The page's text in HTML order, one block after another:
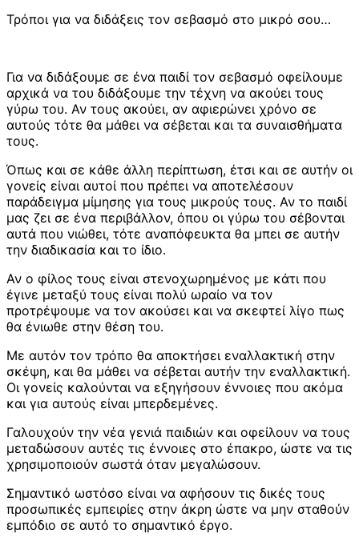
Τρόποι για να διδάξεις τον σεβασμό στο μικρό σου…
Για να διδάξουμε σε ένα παιδί τον σεβασμό οφείλουμε
αρχικά να του διδάξουμε την τέχνη να ακούει τους
γύρω του. Αν τους ακούει, αν αφιερώνει χρόνο σε
αυτούς τότε θα μάθει να σέβεται και τα συναισθήματα
τους.
Όπως και σε κάθε άλλη περίπτωση, έτσι και σε αυτήν οι
γονείς είναι αυτοί που πρέπει να αποτελέσουν
παράδειγμα μίμησης για τους μικρούς τους. Αν το παιδί
μας ζει σε ένα περιβάλλον, όπου οι γύρω του σέβονται
αυτά που νιώθει, τότε αναπόφευκτα θα μπει σε αυτήν
την διαδικασία και το ίδιο.
Αν ο φίλος τους είναι στενοχωρημένος με κάτι που
έγινε μεταξύ τους είναι πολύ ωραίο να τον
προτρέψουμε να τον ακούσει και να σκεφτεί λίγο πως
θα ένιωθε στην θέση του.
Με αυτόν τον τρόπο θα αποκτήσει εναλλακτική στην
σκέψη, και θα μάθει να σέβεται αυτήν την εναλλακτική.
Οι γονείς καλούνται να εξηγήσουν έννοιες που ακόμα
και για αυτούς είναι μπερδεμένες.
Γαλουχούν την νέα γενιά παιδιών και οφείλουν να τους
μεταδώσουν αυτές τις έννοιες στο έπακρο, ώστε να τις
χρησιμοποιούν σωστά όταν μεγαλώσουν.
Σημαντικό ωστόσο είναι να αφήσουν τις δικές τους
προσωπικές εμπειρίες στην άκρη ώστε να μην σταθούν
εμπόδιο σε αυτό το σημαντικό έργο.